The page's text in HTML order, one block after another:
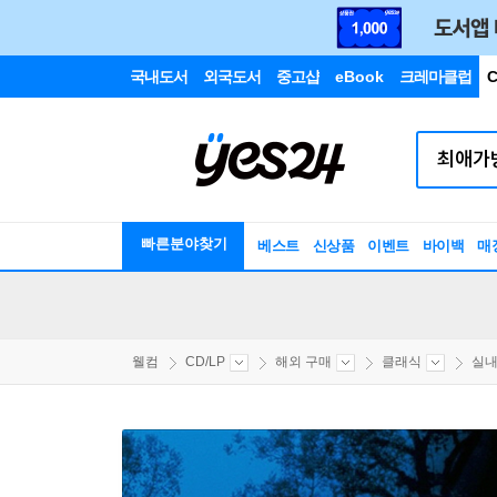
국내도서 외국도서 중고샵 eBook 크레마클럽
빠른분야찾기 베스트 신상품 이벤트 바이백 매
웰컴 CD/LP 해외 구매 클래식 실